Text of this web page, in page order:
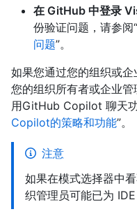
在 GitHub 中登录
份验证问题，请参阅“
问题”。
如果您通过您的组织或
您的组织所有者或企业
用GitHub Copilot 聊天
Copilot的策略和功能”。
注意
如果在模式选择器中
织管理员可能已为 IDE